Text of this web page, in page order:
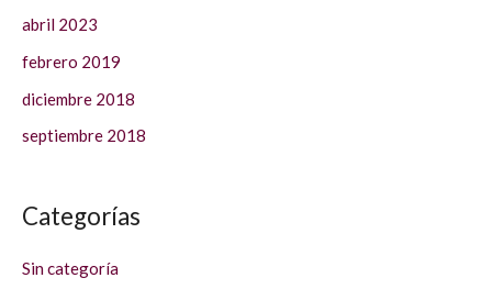
abril 2023
febrero 2019
diciembre 2018
septiembre 2018
Categorías
Sin categoría